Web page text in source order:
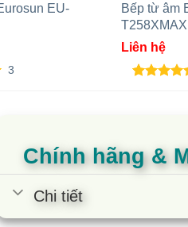
EU-
3
Bếp từ âm
Liên hệ
Chính hãng &
Chi tiết